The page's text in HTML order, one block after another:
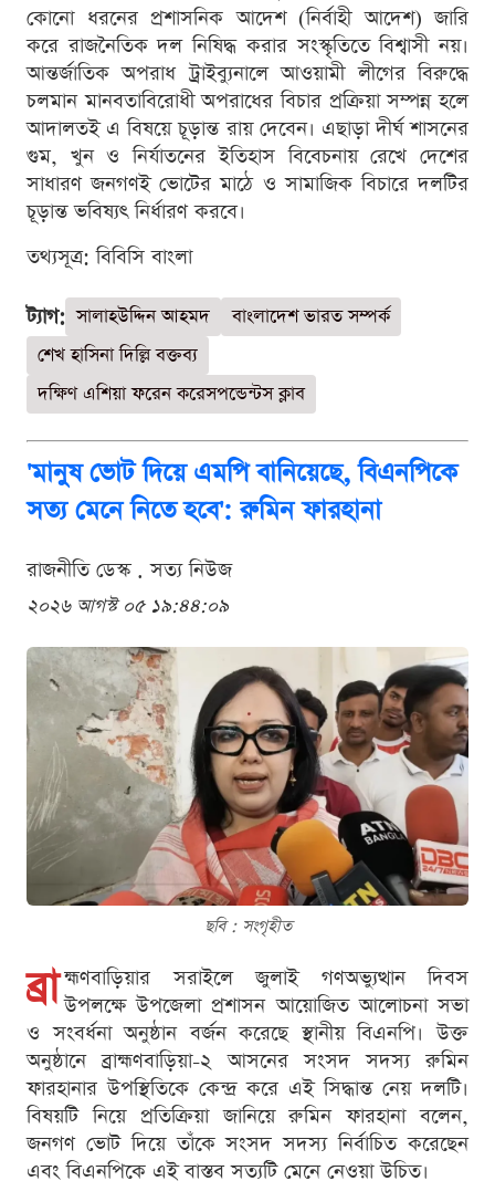
কোনো ধরনের প্রশাসনিক আদেশ (নির্বাহী আদেশ) জারি
করে রাজনৈতিক দল নিষিদ্ধ করার সংস্কৃতিতে বিশ্বাসী নয়।
আন্তর্জাতিক অপরাধ ট্রাইব্যুনালে আওয়ামী লীগের বিরুদ্ধে
চলমান মানবতাবিরোধী অপরাধের বিচার প্রক্রিয়া সম্পন্ন হলে
আদালতই এ বিষয়ে চূড়ান্ত রায় দেবেন। এছাড়া দীর্ঘ শাসনের
গুম, খুন ও নির্যাতনের ইতিহাস বিবেচনায় রেখে দেশের
সাধারণ জনগণই ভোটের মাঠে ও সামাজিক বিচারে দলটির
চূড়ান্ত ভবিষ্যৎ নির্ধারণ করবে।
তথ্যসূত্র: বিবিসি বাংলা
ট্যাগ: সালাহউদ্দিন আহমদ
বাংলাদেশ ভারত সম্পর্ক
শেখ হাসিনা দিল্লি বক্তব্য
দক্ষিণ এশিয়া ফরেন করেসপন্ডেন্টস ক্লাব
'মানুষ ভোট দিয়ে এমপি বানিয়েছে, বিএনপিকে
সত্য মেনে নিতে হবে': রুমিন ফারহানা
রাজনীতি ডেস্ক . সত্য নিউজ
২০২৬ আগস্ট ০৫ ১৯:৪৪:০৯
ছবি : সংগৃহীত
ব্রা হ্মণবাড়িয়ার সরাইলে জুলাই গণঅভ্যুত্থান দিবস
উপলক্ষে উপজেলা প্রশাসন আয়োজিত আলোচনা সভা
ও সংবর্ধনা অনুষ্ঠান বর্জন করেছে স্থানীয় বিএনপি। উক্ত
অনুষ্ঠানে ব্রাহ্মণবাড়িয়া-২ আসনের সংসদ সদস্য রুমিন
ফারহানার উপস্থিতিকে কেন্দ্র করে এই সিদ্ধান্ত নেয় দলটি।
বিষয়টি নিয়ে প্রতিক্রিয়া জানিয়ে রুমিন ফারহানা বলেন,
জনগণ ভোট দিয়ে তাঁকে সংসদ সদস্য নির্বাচিত করেছেন
এবং বিএনপিকে এই বাস্তব সত্যটি মেনে নেওয়া উচিত।